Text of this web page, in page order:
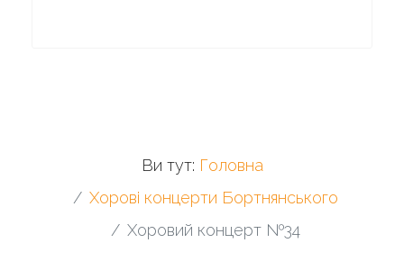
Ви тут: Головна
Хорові концерти Бортнянського
Хоровий концерт №34